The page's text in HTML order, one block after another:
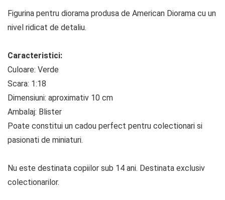
Figurina pentru diorama produsa de American Diorama cu un
nivel ridicat de detaliu.
Caracteristici:
Culoare: Verde
Scara: 1:18
Dimensiuni: aproximativ 10 cm
Ambalaj: Blister
Poate constitui un cadou perfect pentru colectionari si
pasionati de miniaturi.
Nu este destinata copiilor sub 14 ani. Destinata exclusiv
colectionarilor.